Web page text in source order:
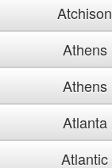
Atchison
Athens
Athens
Atlanta
Atlantic